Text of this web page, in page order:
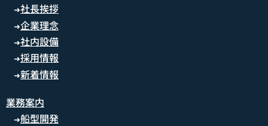
➜社長挨拶
➜企業理念
➜社内設備
➜採用情報
➜新着情報
業務案内
➜船型開発